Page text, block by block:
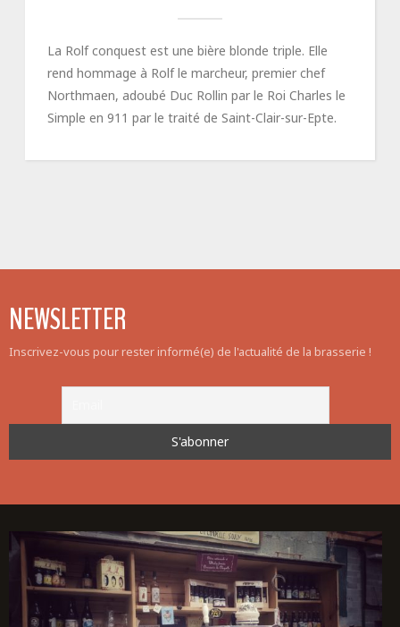
La Rolf conquest est une bière blonde triple. Elle
rend hommage à Rolf le marcheur, premier chef
Northmaen, adoubé Duc Rollin par le Roi Charles le
Simple en 911 par le traité de Saint-Clair-sur-Epte.
NEWSLETTER
Inscrivez-vous pour rester informé(e) de l'actualité de la brasserie !